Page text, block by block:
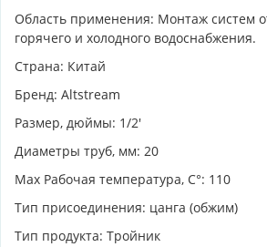
Область применения: Монтаж систем
горячего и холодного водоснабжения.
Страна: Китай
Бренд: Altstream
Размер, дюймы: 1/2'
Диаметры труб, мм: 20
Max Рабочая температура, C°: 110
Тип присоединения: цанга (обжим)
Тип продукта: Тройник